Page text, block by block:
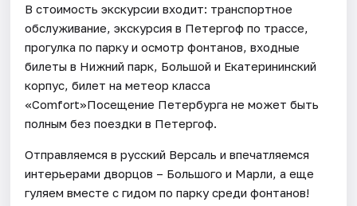
В стоимость экскурсии входит: транспортное
обслуживание, экскурсия в Петергоф по трассе,
прогулка по парку и осмотр фонтанов, входные
билеты в Нижний парк, Большой и Екатерининский
корпус, билет на метеор класса
«Comfort»Посещение Петербурга не может быть
полным без поездки в Петергоф.
Отправляемся в русский Версаль и впечатляемся
интерьерами дворцов – Большого и Марли, а еще
гуляем вместе с гидом по парку среди фонтанов!